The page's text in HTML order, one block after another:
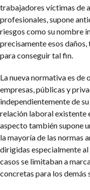
trabajadores víctimas de
profesionales, supone
riesgos como su nombre
precisamente esos
para conseguir tal fin.
La nueva normativa es
empresas, públicas y
independientemente de
relación laboral existente
aspecto también supone
la mayoría de las normas
dirigidas especialmente
casos se limitaban a
concretas para los